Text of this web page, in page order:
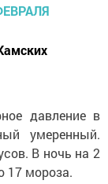
давление в
умеренный.
В ночь на 2
17 мороза.